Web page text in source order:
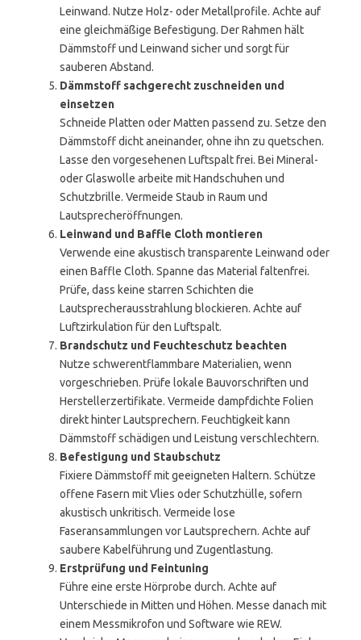
Leinwand. Nutze Holz- oder Metallprofile. Achte auf
eine gleichmäßige Befestigung. Der Rahmen hält
Dämmstoff und Leinwand sicher und sorgt für
sauberen Abstand.
Dämmstoff sachgerecht zuschneiden und
einsetzen
Schneide Platten oder Matten passend zu. Setze den
Dämmstoff dicht aneinander, ohne ihn zu quetschen.
Lasse den vorgesehenen Luftspalt frei. Bei Mineral-
oder Glaswolle arbeite mit Handschuhen und
Schutzbrille. Vermeide Staub in Raum und
Lautsprecheröffnungen.
Leinwand und Baffle Cloth montieren
Verwende eine akustisch transparente Leinwand oder
einen Baffle Cloth. Spanne das Material faltenfrei.
Prüfe, dass keine starren Schichten die
Lautsprecherausstrahlung blockieren. Achte auf
Luftzirkulation für den Luftspalt.
Brandschutz und Feuchteschutz beachten
Nutze schwerentflammbare Materialien, wenn
vorgeschrieben. Prüfe lokale Bauvorschriften und
Herstellerzertifikate. Vermeide dampfdichte Folien
direkt hinter Lautsprechern. Feuchtigkeit kann
Dämmstoff schädigen und Leistung verschlechtern.
Befestigung und Staubschutz
Fixiere Dämmstoff mit geeigneten Haltern. Schütze
offene Fasern mit Vlies oder Schutzhülle, sofern
akustisch unkritisch. Vermeide lose
Faseransammlungen vor Lautsprechern. Achte auf
saubere Kabelführung und Zugentlastung.
Erstprüfung und Feintuning
Führe eine erste Hörprobe durch. Achte auf
Unterschiede in Mitten und Höhen. Messe danach mit
einem Messmikrofon und Software wie REW.